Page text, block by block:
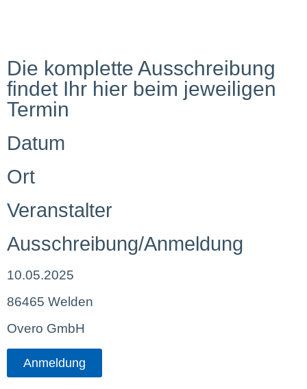
Die komplette Ausschreibung
findet Ihr hier beim jeweiligen
Termin
Datum
Ort
Veranstalter
Ausschreibung/Anmeldung
10.05.2025
86465 Welden
Overo GmbH
Anmeldung